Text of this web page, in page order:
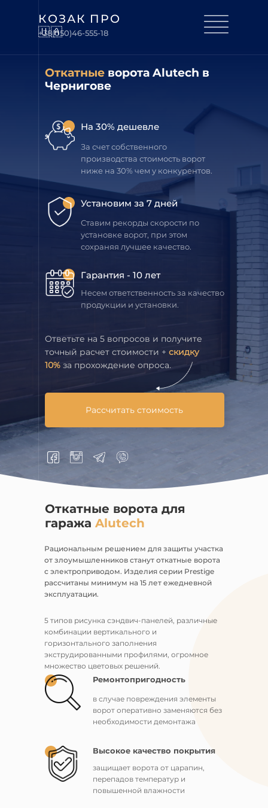
КОЗАК ПРО
🇺🇦
+38(050)46-555-18
Откатные ворота Alutech в
Чернигове
Рассчитать стоимость
Установим за 7 дней
Ставим рекорды скорости по
установке ворот, при этом
сохраняя лучшее качество.
На 30% дешевле
За счет собственного
производства стоимость ворот
ниже на 30% чем у конкурентов.
Ответьте на 5 вопросов и получите
точный расчет стоимости + скидку
10% за прохождение опроса.
Гарантия - 10 лет
Несем ответственность за качество
продукции и установки.
Откатные ворота для
гаража Alutech
5 типов рисунка сэндвич-панелей, различные
комбинации вертикального и
горизонтального заполнения
экструдированными профилями, огромное
множество цветовых решений.
Рациональным решением для защиты участка
от злоумышленников станут откатные ворота
с электроприводом. Изделия серии Prestige
рассчитаны минимум на 15 лет ежедневной
эксплуатации.
Высокое качество покрытия
защищает ворота от царапин,
перепадов температур и
повышенной влажности
Ремонтопригодность
в случае повреждения элементы
ворот оперативно заменяются без
необходимости демонтажа